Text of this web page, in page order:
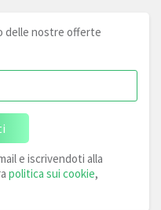
delle nostre offerte
e iscrivendoti alla
politica sui cookie,